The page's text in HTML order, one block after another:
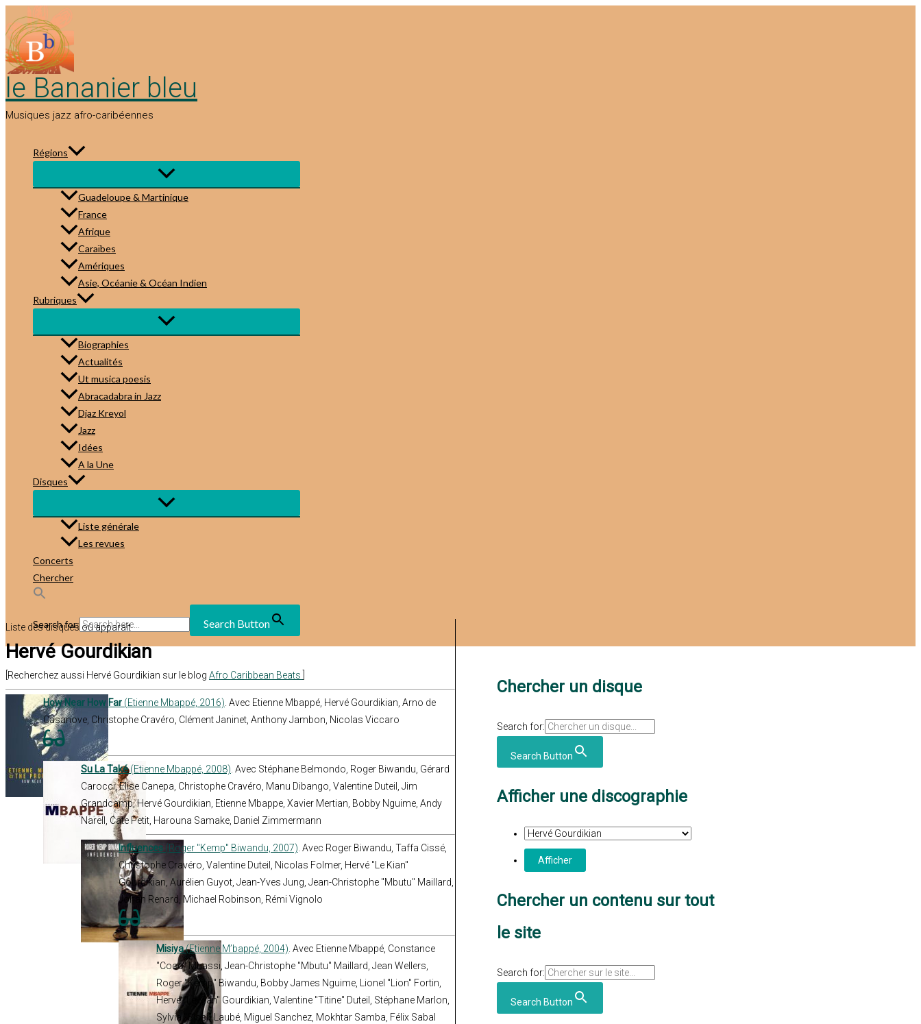
au
contenu
le Bananier bleu
Musiques jazz afro-caribéennes
Régions
Guadeloupe & Martinique
France
Afrique
Caraïbes
Amériques
Asie, Océanie & Océan Indien
Rubriques
Biographies
Actualités
Ut musica poesis
Abracadabra in Jazz
Djaz Kreyol
Jazz
Idées
A la Une
Disques
Liste générale
Les revues
Concerts
Chercher
Search for: Search Button
Liste des disques où apparaît
Hervé Gourdikian
[Recherchez aussi Hervé Gourdikian sur le blog Afro Caribbean Beats
How Near How Far (Etienne Mbappé, 2016) . Avec Etienne Mbappé, Hervé Gourdikian, Arno de
Casanove, Christophe Cravéro, Clément Janinet, Anthony Jambon, Nicolas Viccaro
Su La Také(Etienne Mbappé, 2008) . Avec Stéphane Belmondo, Roger Biwandu, Gérard
Carocci, Elise Canepa, Christophe Cravéro, Manu Dibango, Valentine Duteil, Jim
Grandcamp, Hervé Gourdikian, Etienne Mbappe, Xavier Mertian, Bobby Nguime, Andy
Narell, Cate Petit, Harouna Samake, Daniel Zimmermann
Influences (Roger "Kemp" Biwandu, 2007) . Avec Roger Biwandu, Taffa Cissé,
Christophe Cravéro, Valentine Duteil, Nicolas Folmer, Hervé "Le Kian"
Gourdikian, Aurélien Guyot, Jean-Yves Jung, Jean-Christophe "Mbutu" Maillard,
Johan Renard, Michael Robinson, Rémi Vignolo
Misiya(Etienne M’bappé, 2004) . Avec Etienne Mbappé, Constance
"Coco" Mbassi, Jean-Christophe "Mbutu" Maillard, Jean Wellers,
Roger "Kemp" Biwandu, Bobby James Nguime, Lionel "Lion" Fortin,
Herve "Le Kian" Gourdikian, Valentine "Titine" Duteil, Stéphane Marlon,
Sylvia "Sissi" Laubé, Miguel Sanchez, Mokhtar Samba, Félix Sabal
Chercher un disque
Search for:
Search Button
Afficher une discographie
Chercher un contenu sur tout
le site
Search for:
Search Button